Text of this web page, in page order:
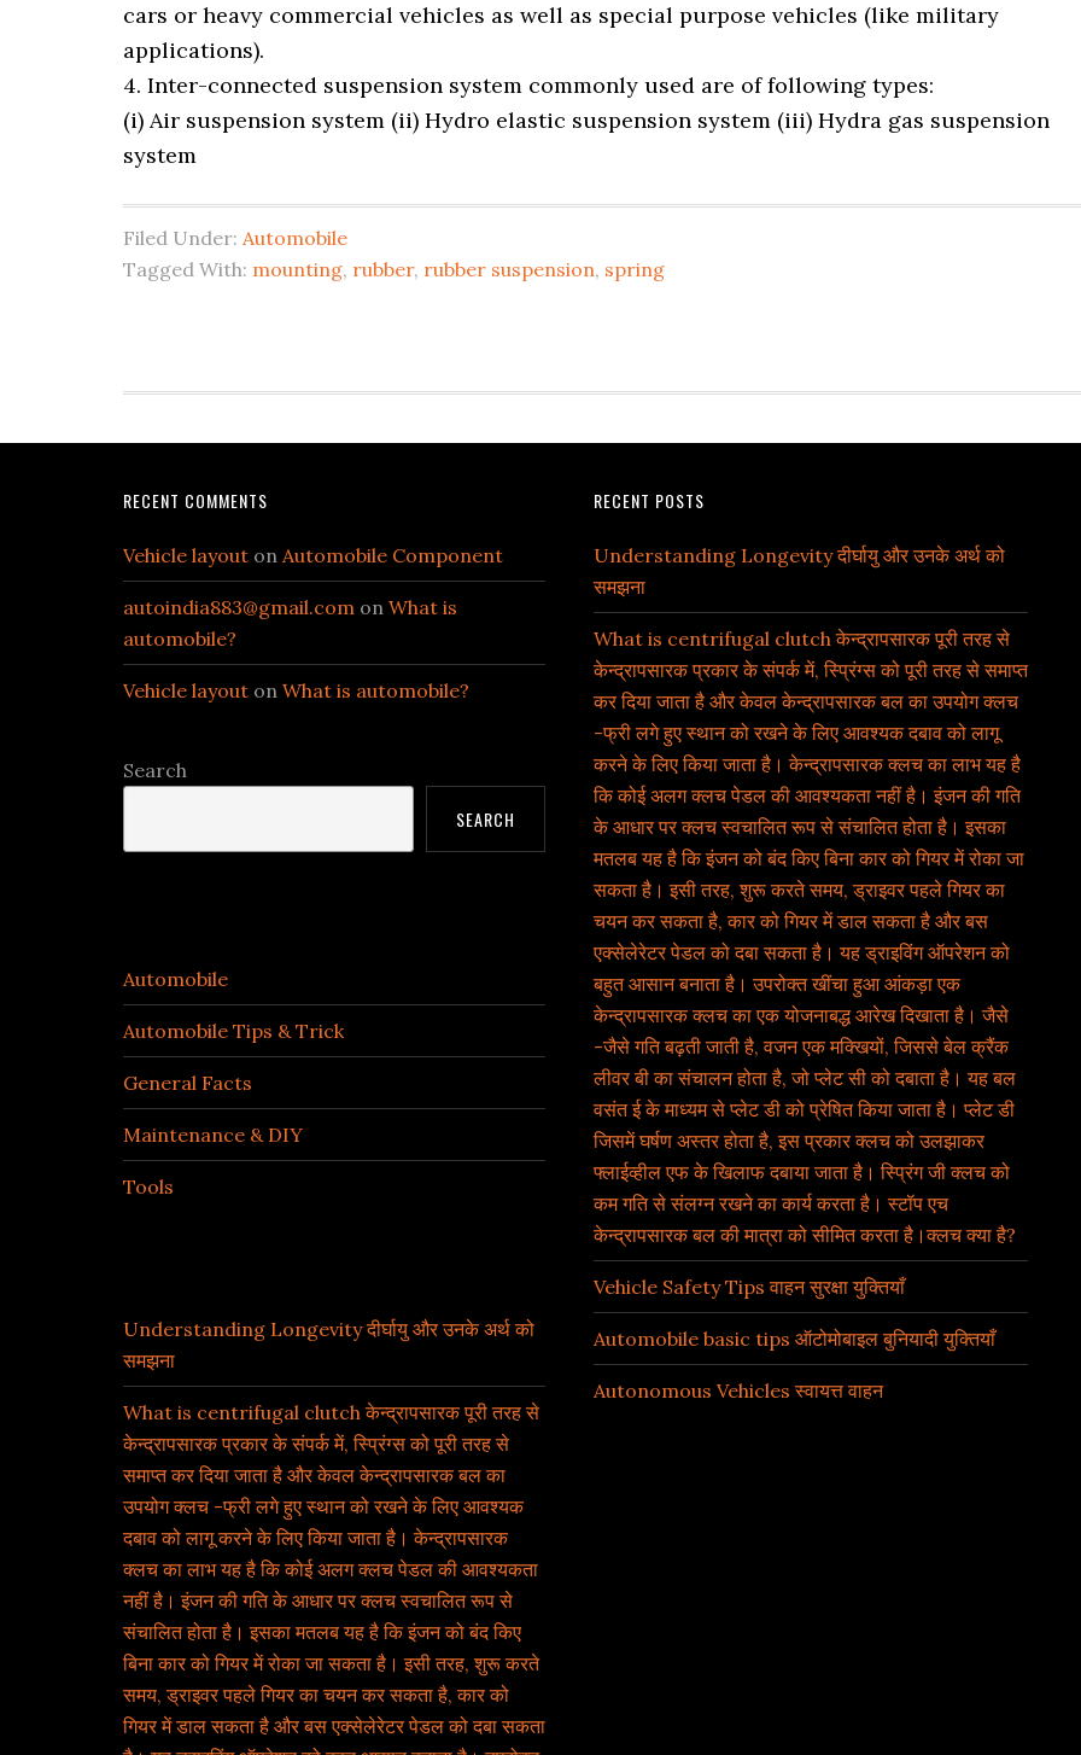
cars or heavy commercial vehicles as well as special purpose vehicles (like military
applications).
4. Inter-connected suspension system commonly used are of following types:
(i) Air suspension system (ii) Hydro elastic suspension system (iii) Hydra gas suspension
system
Filed Under: Automobile
Tagged With: mounting, rubber, rubber suspension, spring
RECENT COMMENTS
Vehicle layout on Automobile Component
autoindia883@gmail.com on What is
automobile?
Vehicle layout on What is automobile?
Search
SEARCH
Automobile
Automobile Tips & Trick
General Facts
Maintenance & DIY
Tools
Understanding Longevity दीर्घायु और उनके अर्थ को
समझना
What is centrifugal clutch केन्द्रापसारक पूरी तरह से
केन्द्रापसारक प्रकार के संपर्क में, स्प्रिंग्स को पूरी तरह से
समाप्त कर दिया जाता है और केवल केन्द्रापसारक बल का
उपयोग क्लच -फ्री लगे हुए स्थान को रखने के लिए आवश्यक
दबाव को लागू करने के लिए किया जाता है। केन्द्रापसारक
क्लच का लाभ यह है कि कोई अलग क्लच पेडल की आवश्यकता
नहीं है। इंजन की गति के आधार पर क्लच स्वचालित रूप से
संचालित होता है। इसका मतलब यह है कि इंजन को बंद किए
बिना कार को गियर में रोका जा सकता है। इसी तरह, शुरू करते
समय, ड्राइवर पहले गियर का चयन कर सकता है, कार को
गियर में डाल सकता है और बस एक्सेलेरेटर पेडल को दबा सकता
RECENT POSTS
Understanding Longevity दीर्घायु और उनके अर्थ को
समझना
What is centrifugal clutch केन्द्रापसारक पूरी तरह से
केन्द्रापसारक प्रकार के संपर्क में, स्प्रिंग्स को पूरी तरह से समाप्त
कर दिया जाता है और केवल केन्द्रापसारक बल का उपयोग क्लच
-फ्री लगे हुए स्थान को रखने के लिए आवश्यक दबाव को लागू
करने के लिए किया जाता है। केन्द्रापसारक क्लच का लाभ यह है
कि कोई अलग क्लच पेडल की आवश्यकता नहीं है। इंजन की गति
के आधार पर क्लच स्वचालित रूप से संचालित होता है। इसका
मतलब यह है कि इंजन को बंद किए बिना कार को गियर में रोका जा
सकता है। इसी तरह, शुरू करते समय, ड्राइवर पहले गियर का
चयन कर सकता है, कार को गियर में डाल सकता है और बस
एक्सेलेरेटर पेडल को दबा सकता है। यह ड्राइविंग ऑपरेशन को
बहुत आसान बनाता है। उपरोक्त खींचा हुआ आंकड़ा एक
केन्द्रापसारक क्लच का एक योजनाबद्ध आरेख दिखाता है। जैसे
-जैसे गति बढ़ती जाती है, वजन एक मक्खियों, जिससे बेल क्रैंक
लीवर बी का संचालन होता है, जो प्लेट सी को दबाता है। यह बल
वसंत ई के माध्यम से प्लेट डी को प्रेषित किया जाता है। प्लेट डी
जिसमें घर्षण अस्तर होता है, इस प्रकार क्लच को उलझाकर
फ्लाईव्हील एफ के खिलाफ दबाया जाता है। स्प्रिंग जी क्लच को
कम गति से संलग्न रखने का कार्य करता है। स्टॉप एच
केन्द्रापसारक बल की मात्रा को सीमित करता है।क्लच क्या है?
Vehicle Safety Tips वाहन सुरक्षा युक्तियाँ
Automobile basic tips ऑटोमोबाइल बुनियादी युक्तियाँ
Autonomous Vehicles स्वायत्त वाहन